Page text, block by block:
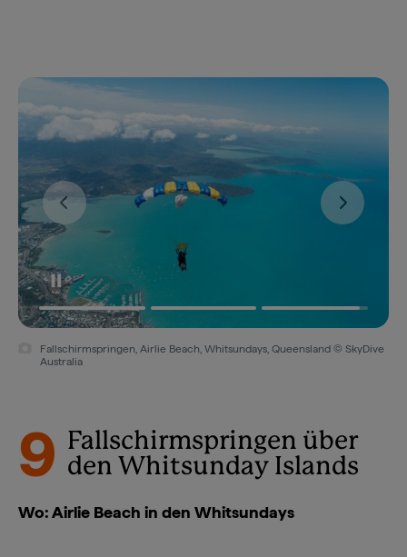
Fallschirmspringen, Airlie Beach, Whitsundays, Queensland © SkyDive
Australia
Fallschirmspringen, Airlie Beach, Whitsundays, Queensland © SkyDive
Australia
9
Fallschirmspringen über
den Whitsunday Islands
Wo: Airlie Beach in den Whitsundays